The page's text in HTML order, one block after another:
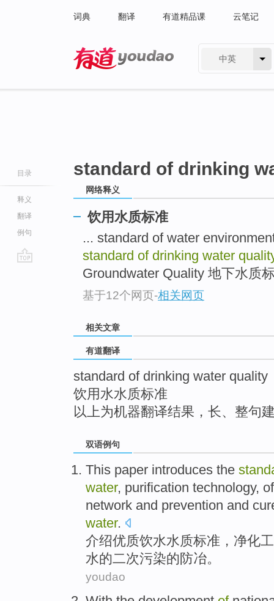
词典 翻译 有道精品课 云笔记
中英
目录
释义
翻译
例句
standard of drinking
网络释义
饮用水质标准
... standard of water
standard of drinking water
Groundwater Quality 地下水质
基于12个网页-相关网页
相关文章
有道翻译
standard of drinking water quality
饮用水水质标准
以上为机器翻译结果，长、整句
双语例句
This paper introduces the
water, purification technology,
network and prevention and
water.
介绍优质饮水水质标准 ， 净化
水的二次污染的 防冶。
youdao